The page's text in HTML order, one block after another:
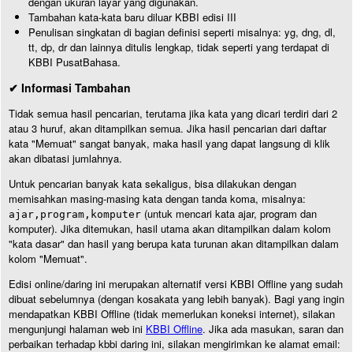
Tambahan kata-kata baru diluar KBBI edisi III
Penulisan singkatan di bagian definisi seperti misalnya: yg, dng, dl,
tt, dp, dr dan lainnya ditulis lengkap, tidak seperti yang terdapat di
KBBI PusatBahasa.
✔ Informasi Tambahan
Tidak semua hasil pencarian, terutama jika kata yang dicari terdiri dari 2
atau 3 huruf, akan ditampilkan semua. Jika hasil pencarian dari daftar
kata "Memuat" sangat banyak, maka hasil yang dapat langsung di klik
akan dibatasi jumlahnya.
Untuk pencarian banyak kata sekaligus, bisa dilakukan dengan
memisahkan masing-masing kata dengan tanda koma, misalnya:
ajar,program,komputer (untuk mencari kata ajar, program dan
komputer). Jika ditemukan, hasil utama akan ditampilkan dalam kolom
"kata dasar" dan hasil yang berupa kata turunan akan ditampilkan dalam
kolom "Memuat".
Edisi online/daring ini merupakan alternatif versi KBBI Offline yang sudah
dibuat sebelumnya (dengan kosakata yang lebih banyak). Bagi yang ingin
mendapatkan KBBI Offline (tidak memerlukan koneksi internet), silakan
mengunjungi halaman web ini KBBI Offline. Jika ada masukan, saran dan
perbaikan terhadap kbbi daring ini, silakan mengirimkan ke alamat email: